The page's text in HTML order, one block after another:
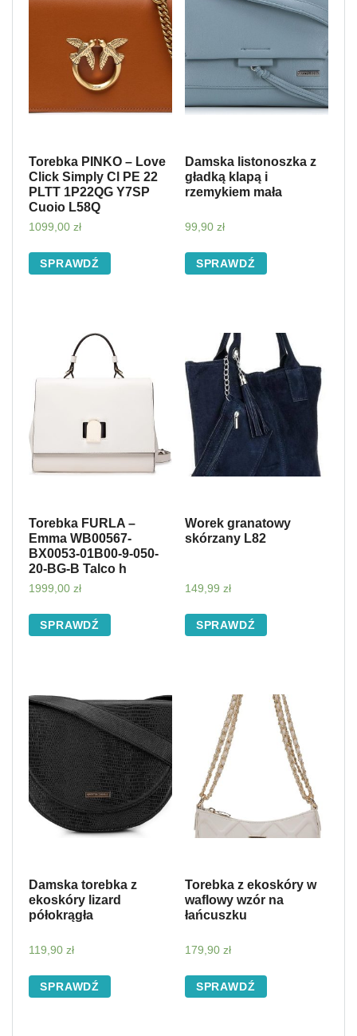
Torebka PINKO – Love
Click Simply Cl PE 22
PLTT 1P22QG Y7SP
Cuoio L58Q
1099,00 zł
SPRAWDŹ
Damska listonoszka z
gładką klapą i
rzemykiem mała
99,90 zł
SPRAWDŹ
Torebka FURLA –
Emma WB00567-
BX0053-01B00-9-050-
20-BG-B Talco h
1999,00 zł
SPRAWDŹ
Worek granatowy
skórzany L82
149,99 zł
SPRAWDŹ
Damska torebka z
ekoskóry lizard
półokrągła
119,90 zł
SPRAWDŹ
Torebka z ekoskóry w
waflowy wzór na
łańcuszku
179,90 zł
SPRAWDŹ